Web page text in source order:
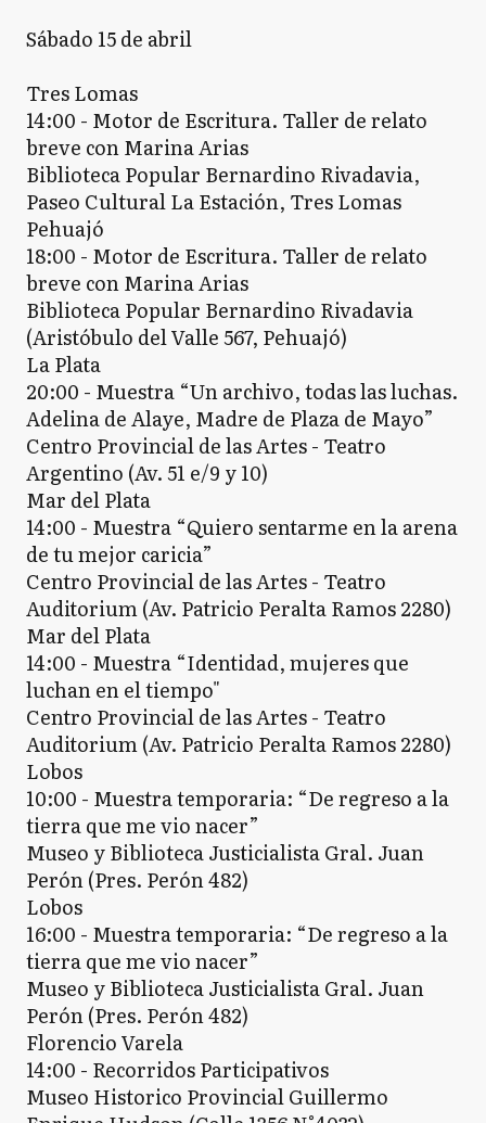
Sábado 15 de abril
Tres Lomas
14:00 - Motor de Escritura. Taller de relato
breve con Marina Arias
Biblioteca Popular Bernardino Rivadavia,
Paseo Cultural La Estación, Tres Lomas
Pehuajó
18:00 - Motor de Escritura. Taller de relato
breve con Marina Arias
Biblioteca Popular Bernardino Rivadavia
(Aristóbulo del Valle 567, Pehuajó)
La Plata
20:00 - Muestra “Un archivo, todas las luchas.
Adelina de Alaye, Madre de Plaza de Mayo”
Centro Provincial de las Artes - Teatro
Argentino (Av. 51 e/9 y 10)
Mar del Plata
14:00 - Muestra “Quiero sentarme en la arena
de tu mejor caricia”
Centro Provincial de las Artes - Teatro
Auditorium (Av. Patricio Peralta Ramos 2280)
Mar del Plata
14:00 - Muestra “Identidad, mujeres que
luchan en el tiempo"
Centro Provincial de las Artes - Teatro
Auditorium (Av. Patricio Peralta Ramos 2280)
Lobos
10:00 - Muestra temporaria: “De regreso a la
tierra que me vio nacer”
Museo y Biblioteca Justicialista Gral. Juan
Perón (Pres. Perón 482)
Lobos
16:00 - Muestra temporaria: “De regreso a la
tierra que me vio nacer”
Museo y Biblioteca Justicialista Gral. Juan
Perón (Pres. Perón 482)
Florencio Varela
14:00 - Recorridos Participativos
Museo Historico Provincial Guillermo